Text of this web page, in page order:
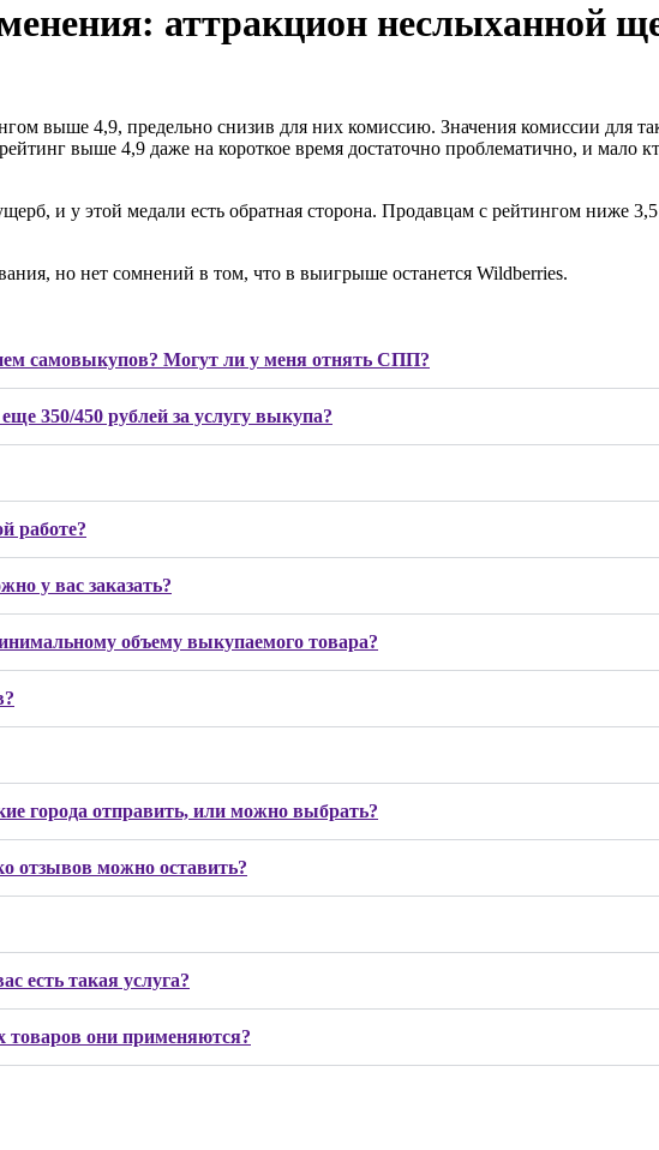
аттракцион неслыханной
выше 4,9, предельно снизив для них комиссию. Значения комиссии для
выше 4,9 даже на короткое время достаточно проблематично, и мало
и у этой медали есть обратная сторона. Продавцам с рейтингом ниже
но нет сомнений в том, что в выигрыше останется Wildberries.
самовыкупов? Могут ли у меня отнять СПП?
350/450 рублей за услугу выкупа?
работе?
у вас заказать?
объему выкупаемого товара?
города отправить, или можно выбрать?
отзывов можно оставить?
есть такая услуга?
они применяются?